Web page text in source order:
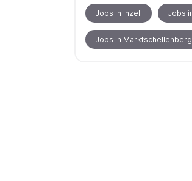
Jobs in Inzell Jobs
Jobs in Marktschellenberg